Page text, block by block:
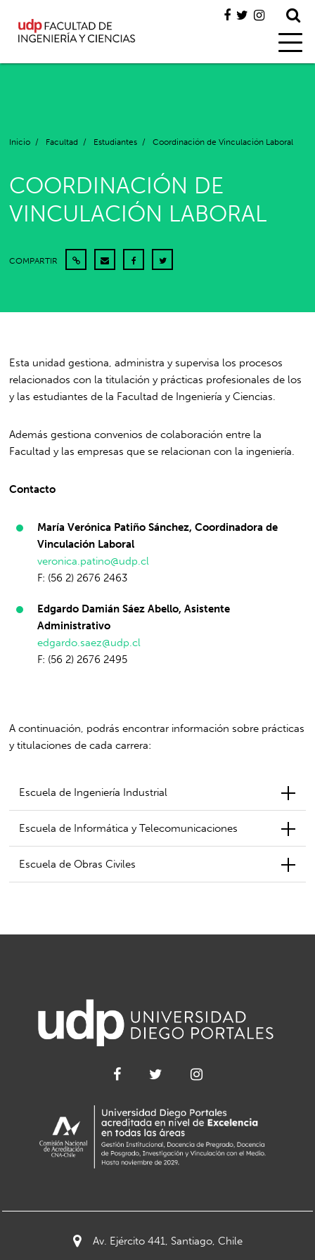
Inicio / Facultad / Estudiantes / Coordinación de Vinculación Laboral
COORDINACIÓN DE
VINCULACIÓN LABORAL
COMPARTIR
Esta unidad gestiona, administra y supervisa los procesos
relacionados con la titulación y prácticas profesionales de los
y las estudiantes de la Facultad de Ingeniería y Ciencias.
Además gestiona convenios de colaboración entre la
Facultad y las empresas que se relacionan con la ingeniería.
Contacto
María Verónica Patiño Sánchez, Coordinadora de
Vinculación Laboral
veronica.patino@udp.cl
F: (56 2) 2676 2463
Edgardo Damián Sáez Abello, Asistente
Administrativo
edgardo.saez@udp.cl
F: (56 2) 2676 2495
A continuación, podrás encontrar información sobre prácticas
y titulaciones de cada carrera:
Escuela de Ingeniería Industrial
Escuela de Informática y Telecomunicaciones
Escuela de Obras Civiles
Av. Ejército 441, Santiago, Chile